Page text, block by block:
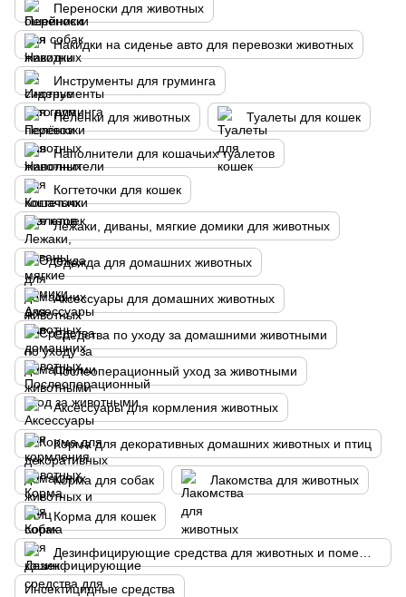
Переноски для животных
Накидки на сиденье авто для перевозки животных
Инструменты для груминга
Пелёнки для животных Туалеты для кошек
Наполнители для кошачьих туалетов
Когтеточки для кошек
Лежаки, диваны, мягкие домики для животных
Одежда для домашних животных
Аксессуары для домашних животных
Средства по уходу за домашними животными
Послеоперационный уход за животными
Аксессуары для кормления животных
Корма для декоративных домашних животных и птиц
Корма для собак Лакомства для животных
Корма для кошек
Инсектицидные средства